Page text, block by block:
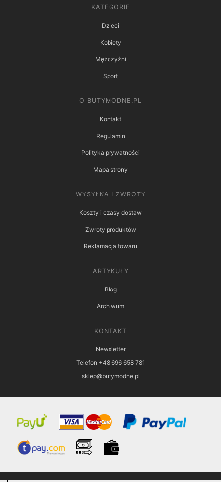
KATEGORIE
Dzieci
Kobiety
Mężczyźni
Sport
O BUTYMODNE.PL
Kontakt
Regulamin
Polityka prywatności
Mapa strony
WYSYŁKA I ZWROTY
Koszty i czasy dostaw
Zwroty produktów
Reklamacja towaru
ARTYKUŁY
Blog
Archiwum
KONTAKT
Newsletter
Telefon +48 696 658 781
sklep@butymodne.pl